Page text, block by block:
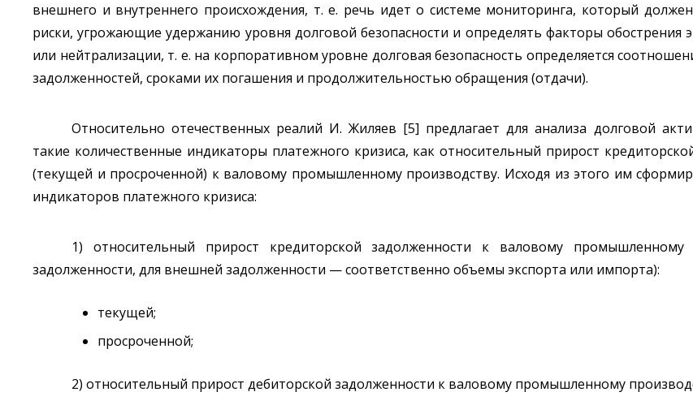
внешнего и внутреннего происхождения, т. е. речь идет о системе мониторинга, который
риски, угрожающие удержанию уровня долговой безопасности и определять факторы обострения
или нейтрализации, т. е. на корпоративном уровне долговая безопасность определяется
задолженностей, сроками их погашения и продолжительностью обращения (отдачи).
Относительно отечественных реалий И. Жиляев [5] предлагает для анализа долговой
такие количественные индикаторы платежного кризиса, как относительный прирост
(текущей и просроченной) к валовому промышленному производству. Исходя из этого им
индикаторов платежного кризиса:
1) относительный прирост кредиторской задолженности к валовому промышленному
задолженности, для внешней задолженности — соответственно объемы экспорта или импорта):
текущей;
просроченной;
2) относительный прирост дебиторской задолженности к валовому промышленному